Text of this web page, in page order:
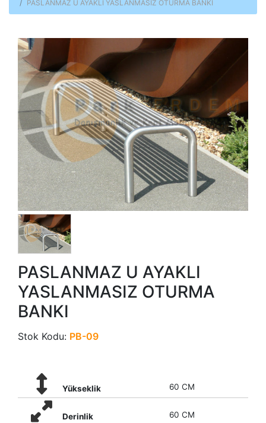
PASLANMAZ U AYAKLI YASLANMASIZ OTURMA BANKI
PASLANMAZ U AYAKLI
YASLANMASIZ OTURMA
BANKI
Stok Kodu: PB-09
Yükseklik 60 CM
Derinlik 60 CM